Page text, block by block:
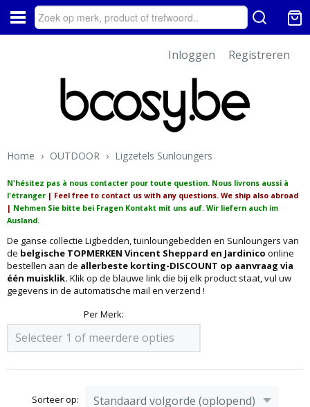
Inloggen Registreren
Home › OUTDOOR › Ligzetels Sunloungers
N'hésitez pas à nous contacter pour toute question. Nous livrons aussi à
l'étranger | Feel free to contact us with any questions. We ship also abroad
| Nehmen Sie bitte bei Fragen Kontakt mit uns auf. Wir liefern auch im
Ausland.
De ganse collectie Ligbedden, tuinloungebedden en Sunloungers van
de belgische TOPMERKEN Vincent Sheppard en Jardinico online
bestellen aan de allerbeste korting-DISCOUNT op aanvraag via
één muisklik. Klik op de blauwe link die bij elk product staat, vul uw
gegevens in de automatische mail en verzend !
Per Merk:
Selecteer 1 of meerdere opties
Sorteer op: